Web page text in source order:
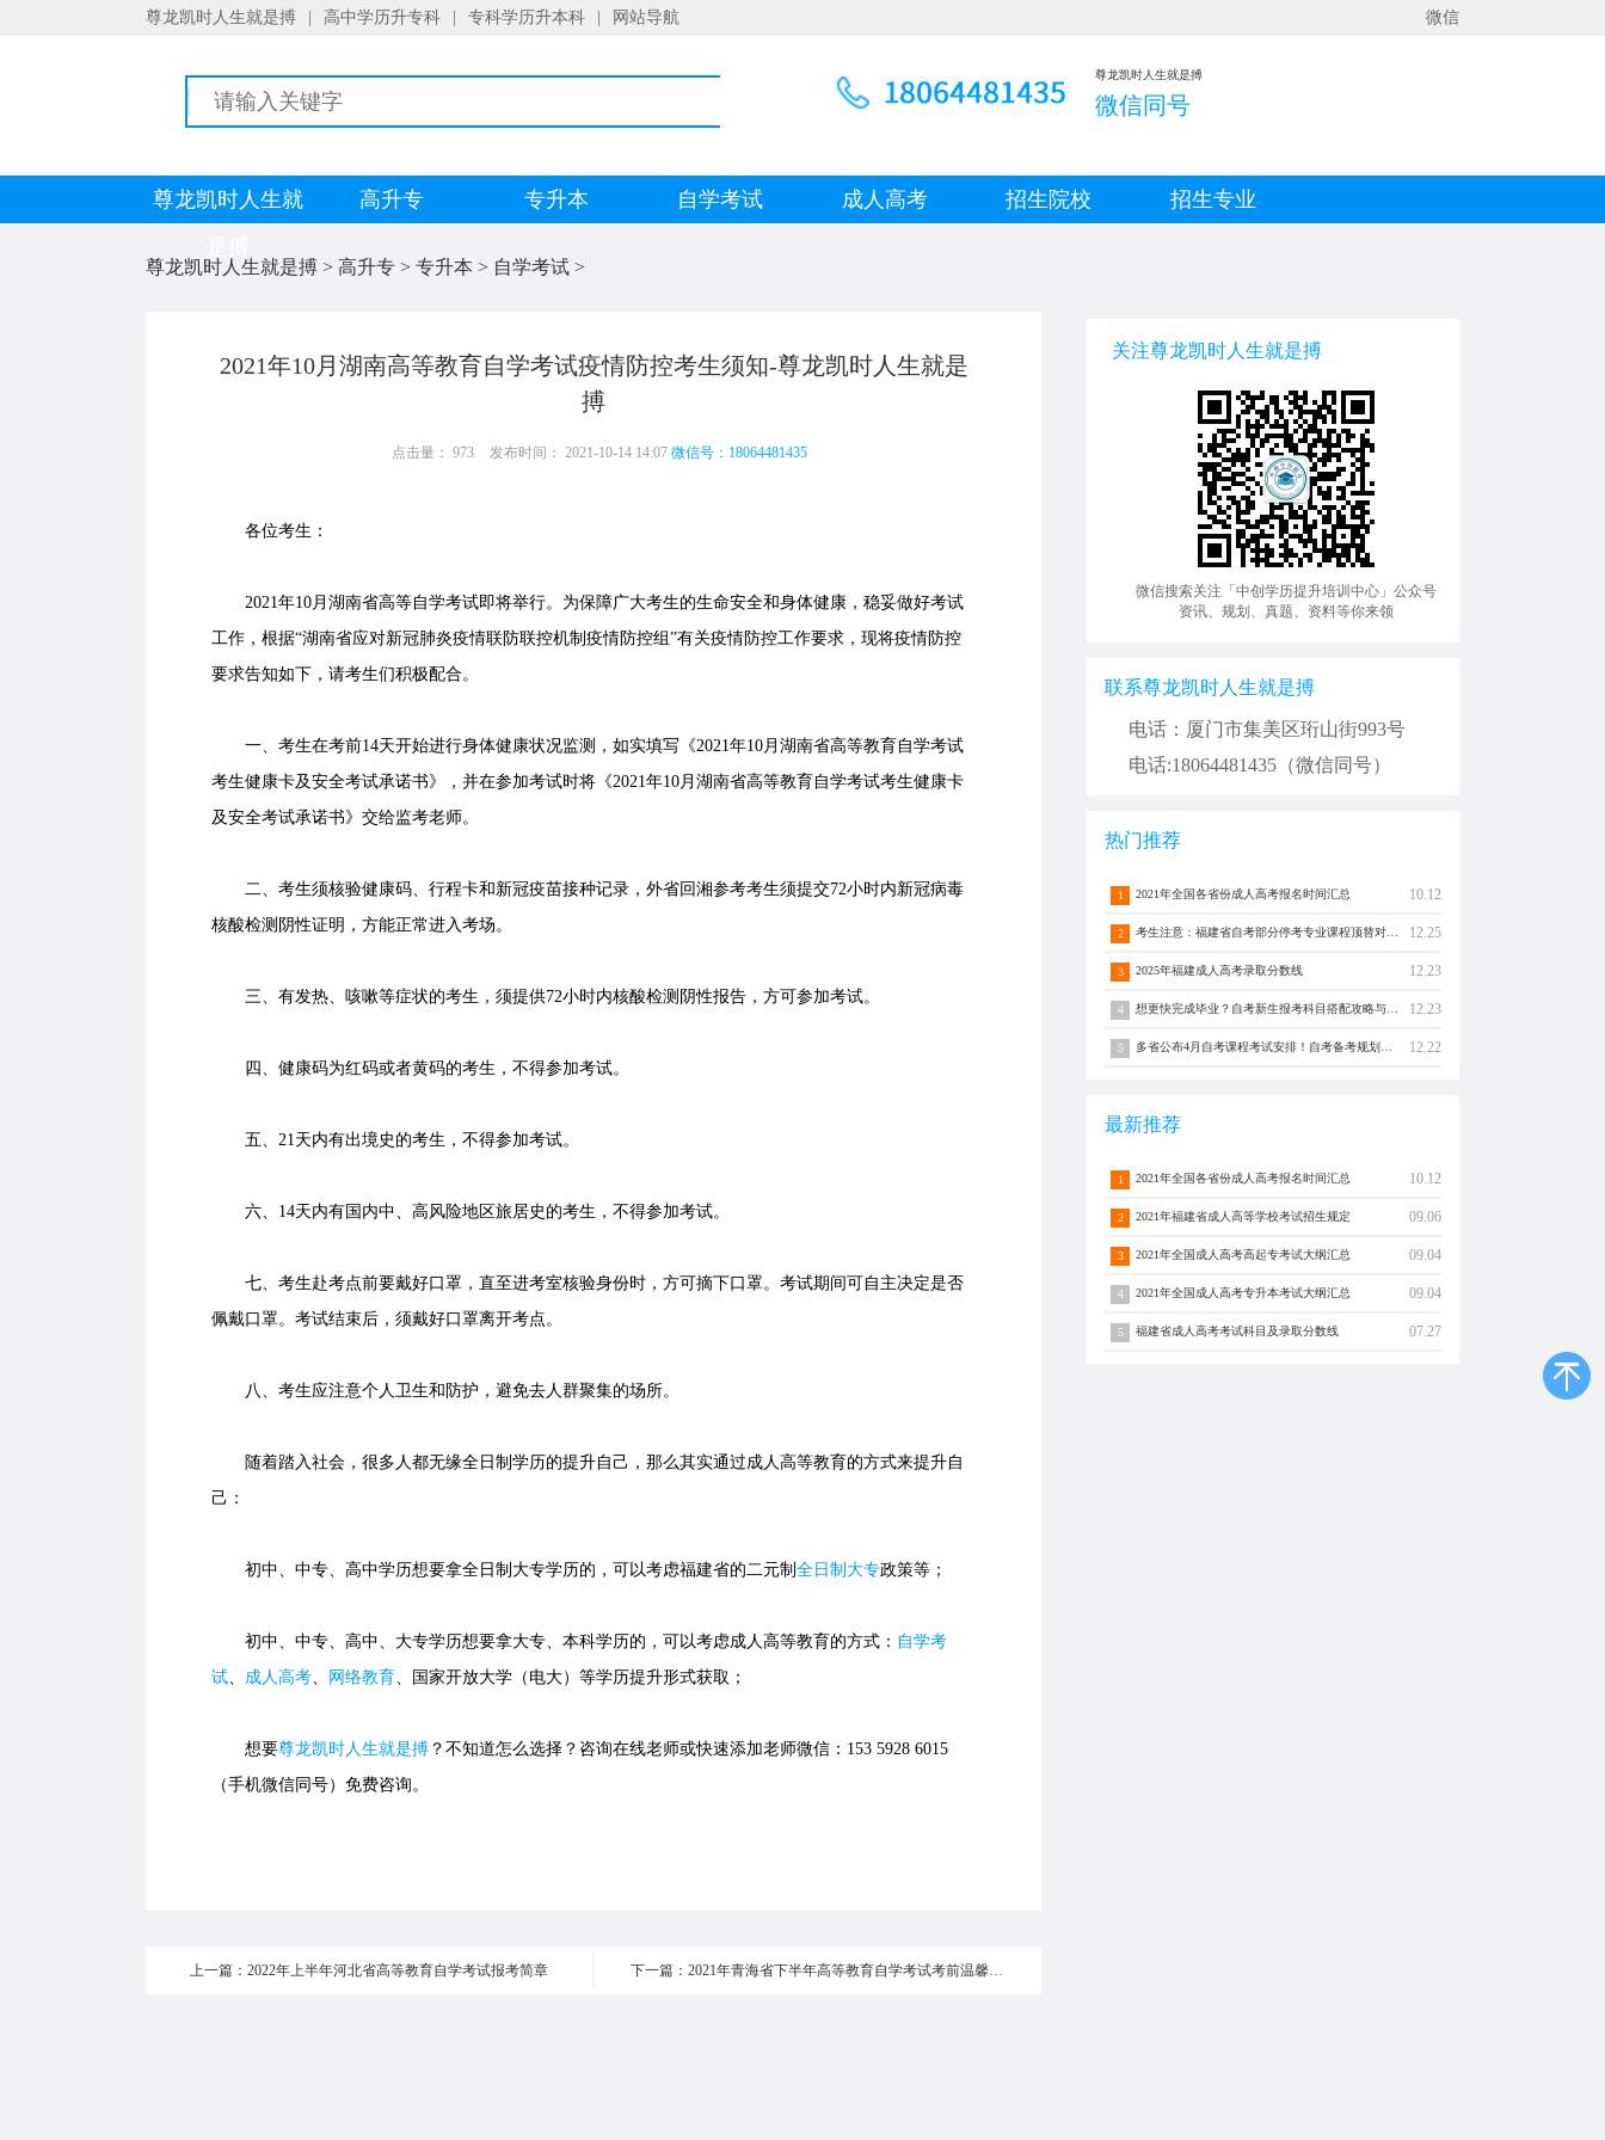
尊龙凯时人生就是搏 高中学历升专科 专科学历升本科 网站导航 微信
尊龙凯时人生就是搏
微信同号
尊龙凯时人生就
高升专 专升本 自学考试 成人高考 招生院校 招生专业
尊龙凯时人生就是搏 > 高升专 > 专升本 > 自学考试 >
2021年10月湖南高等教育自学考试疫情防控考生须知-尊龙凯时人生就是
搏
点击量： 973 发布时间： 2021-10-14 14:07 微信号：18064481435
各位考生：
2021年10月湖南省高等自学考试即将举行。为保障广大考生的生命安全和身体健康，稳妥做好考试
工作，根据“湖南省应对新冠肺炎疫情联防联控机制疫情防控组”有关疫情防控工作要求，现将疫情防控
要求告知如下，请考生们积极配合。
一、考生在考前14天开始进行身体健康状况监测，如实填写《2021年10月湖南省高等教育自学考试
考生健康卡及安全考试承诺书》，并在参加考试时将《2021年10月湖南省高等教育自学考试考生健康卡
及安全考试承诺书》交给监考老师。
二、考生须核验健康码、行程卡和新冠疫苗接种记录，外省回湘参考考生须提交72小时内新冠病毒
核酸检测阴性证明，方能正常进入考场。
三、有发热、咳嗽等症状的考生，须提供72小时内核酸检测阴性报告，方可参加考试。
四、健康码为红码或者黄码的考生，不得参加考试。
五、21天内有出境史的考生，不得参加考试。
六、14天内有国内中、高风险地区旅居史的考生，不得参加考试。
七、考生赴考点前要戴好口罩，直至进考室核验身份时，方可摘下口罩。考试期间可自主决定是否
佩戴口罩。考试结束后，须戴好口罩离开考点。
八、考生应注意个人卫生和防护，避免去人群聚集的场所。
随着踏入社会，很多人都无缘全日制学历的提升自己，那么其实通过成人高等教育的方式来提升自
己：
初中、中专、高中学历想要拿全日制大专学历的，可以考虑福建省的二元制 全日制大专政策等；
初中、中专、高中、大专学历想要拿大专、本科学历的，可以考虑成人高等教育的方式： 自学考
试、 成人高考、 网络教育、国家开放大学（电大）等学历提升形式获取；
想要尊龙凯时人生就是搏 ？不知道怎么选择？咨询在线老师或快速添加老师微信：153 5928 6015
（手机微信同号）免费咨询。
上一篇：2022年上半年河北省高等教育自学考试报考简章 下一篇：2021年青海省下半年高等教育自学考试考前温馨提示
关注尊龙凯时人生就是搏
微信搜索关注「中创学历提升培训中心」公众号
资讯、规划、真题、资料等你来领
联系尊龙凯时人生就是搏
电话：厦门市集美区珩山街993号
电话:18064481435（微信同号）
热门推荐
1 2021年全国各省份成人高考报名时间汇总 10.12
2 12.25
3 2025年福建成人高考录取分数线 12.23
4 12.23
5 12.22
最新推荐
1 2021年全国各省份成人高考报名时间汇总 10.12
2 2021年福建省成人高等学校考试招生规定 09.06
3 2021年全国成人高考高起专考试大纲汇总 09.04
4 2021年全国成人高考专升本考试大纲汇总 09.04
5 福建省成人高考考试科目及录取分数线 07.27